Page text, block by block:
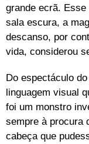
grande ecrã.
sala escura, a
descanso, por
vida, considerou
Do espectáculo
linguagem visual
foi um monstro
sempre à procura
cabeça que